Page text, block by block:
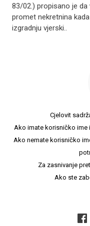
83/02.) propisano je
promet nekretnina
izgradnju vjerski..
Cjelovit
Ako imate korisničko ime
Ako nemate korisničko
Za zasnivanje
Ako ste